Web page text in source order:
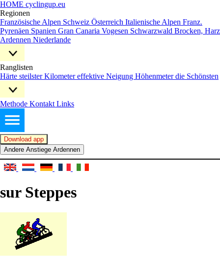
HOME cyclingup.eu
Regionen
Französische Alpen Schweiz Österreich Italienische Alpen Franz.
Pyrenäen Spanien Gran Canaria Vogesen Schwarzwald Brocken, Harz
Ardennen Niederlande
Ranglisten
Härte steilster Kilometereffektive Neigung Höhenmeterdie Schönsten
Methode Kontakt Links
Download app
Andere Anstiege Ardennen
sur Steppes